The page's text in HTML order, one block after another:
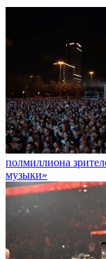
полмиллиона
музыки»